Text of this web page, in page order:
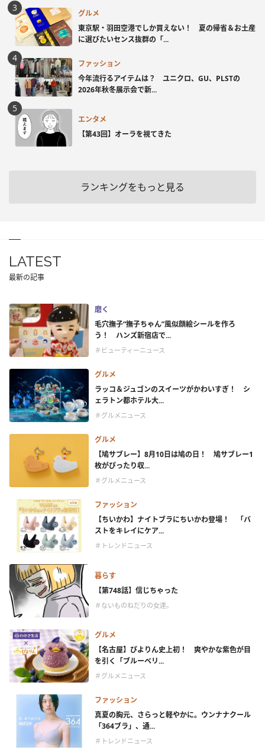
グルメ
東京駅・羽田空港でしか買えない！ 夏の帰省＆お土産
に選びたいセンス抜群の「...
ファッション
今年流行るアイテムは？ ユニクロ、GU、PLSTの
2026年秋冬展示会で新...
エンタメ
【第43回】オーラを視てきた
ランキングをもっと見る
LATEST
最新の記事
磨く
毛穴撫子“撫子ちゃん”風似顔絵シールを作ろ
う！ ハンズ新宿店で...
＃ビューティーニュース
グルメ
ラッコ＆ジュゴンのスイーツがかわいすぎ！ シ
ェラトン都ホテル大...
＃グルメニュース
グルメ
【鳩サブレー】8月10日は鳩の日！ 鳩サブレー1
枚がぴったり収...
＃グルメニュース
ファッション
【ちいかわ】ナイトブラにちいかわ登場！ 「バ
ストをキレイにケア...
＃トレンドニュース
暮らす
【第748話】信じちゃった
＃ないものねだりの女達。
グルメ
【名古屋】ぴよりん史上初！ 爽やかな紫色が目
を引く「ブルーベリ...
＃グルメニュース
ファッション
真夏の胸元、さらっと軽やかに。ウンナナクール
「364ブラ」、通...
＃トレンドニュース